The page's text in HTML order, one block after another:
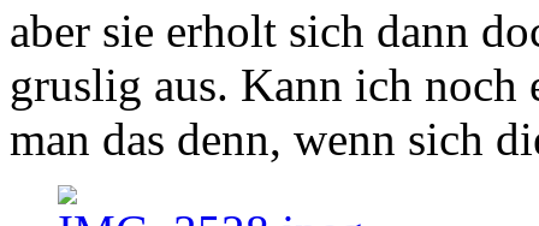
aber sie erholt sich dann
gruslig aus. Kann ich noch
man das denn, wenn sich